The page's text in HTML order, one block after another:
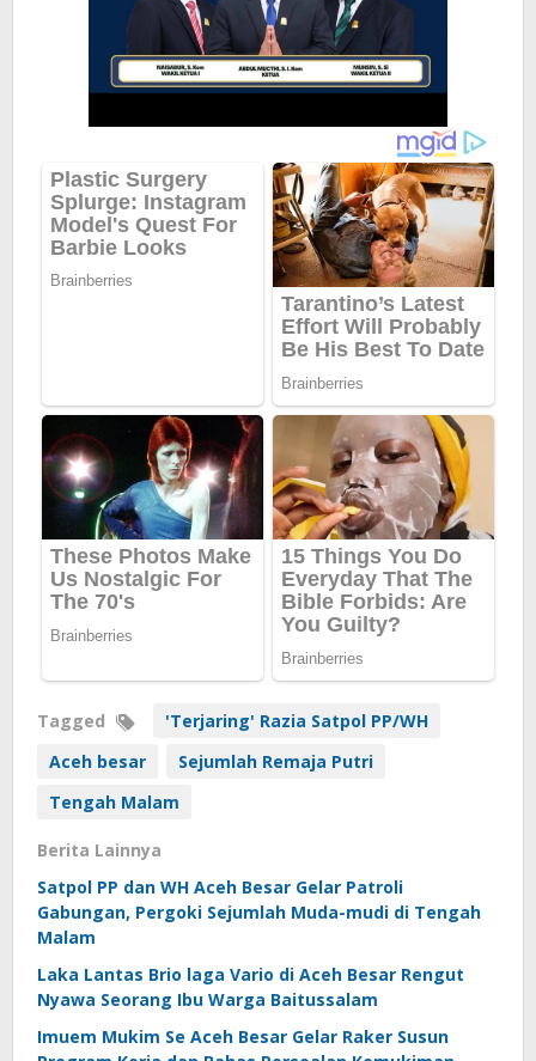
Tagged
'Terjaring' Razia Satpol PP/WH
Aceh besar
Sejumlah Remaja Putri
Tengah Malam
Berita Lainnya
Satpol PP dan WH Aceh Besar Gelar Patroli
Gabungan, Pergoki Sejumlah Muda-mudi di Tengah
Malam
Laka Lantas Brio laga Vario di Aceh Besar Rengut
Nyawa Seorang Ibu Warga Baitussalam
Imuem Mukim Se Aceh Besar Gelar Raker Susun